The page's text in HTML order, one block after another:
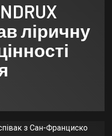
ліричну
з Сан-Франциско